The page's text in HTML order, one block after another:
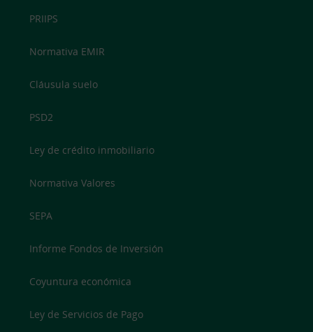
PRIIPS
Normativa EMIR
Cláusula suelo
PSD2
Ley de crédito inmobiliario
Normativa Valores
SEPA
Informe Fondos de Inversión
Coyuntura económica
Ley de Servicios de Pago